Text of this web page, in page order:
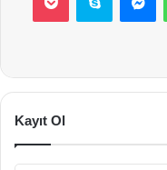
Kayıt Ol